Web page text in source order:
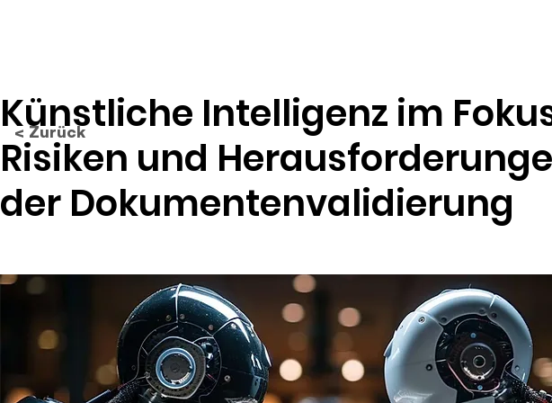
Künstliche Intelligenz im
Risiken und
der Dokumentenvalidierung
< Zurück